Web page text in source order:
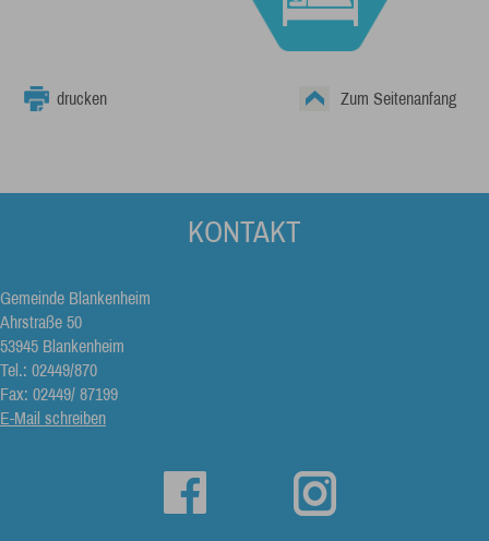
drucken Zum Seitenanfang
KONTAKT
Gemeinde Blankenheim
Ahrstraße 50
53945 Blankenheim
Tel.: 02449/870
Fax: 02449/ 87199
E-Mail schreiben